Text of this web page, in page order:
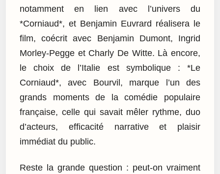
notamment en lien avec l’univers du
*Corniaud*, et Benjamin Euvrard réalisera le
film, coécrit avec Benjamin Dumont, Ingrid
Morley-Pegge et Charly De Witte. Là encore,
le choix de l’Italie est symbolique : *Le
Corniaud*, avec Bourvil, marque l’un des
grands moments de la comédie populaire
française, celle qui savait mêler rythme, duo
d’acteurs, efficacité narrative et plaisir
immédiat du public.
Reste la grande question : peut-on vraiment